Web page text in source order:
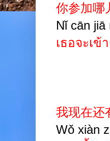
你参加哪
Nǐ cān jiā
เธอจะเข้
我现在还
Wǒ xiàn